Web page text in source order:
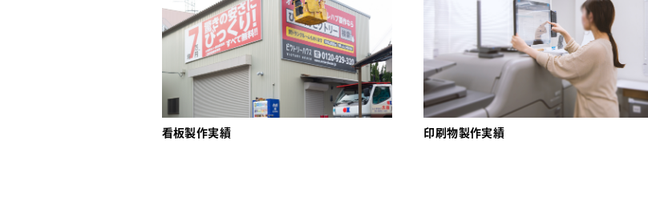
看板製作実績 印刷物製作実績